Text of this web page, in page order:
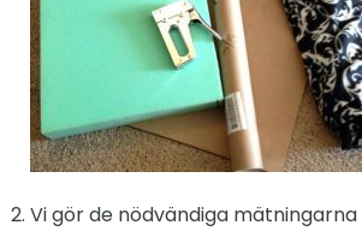
Vi gör de nödvändiga